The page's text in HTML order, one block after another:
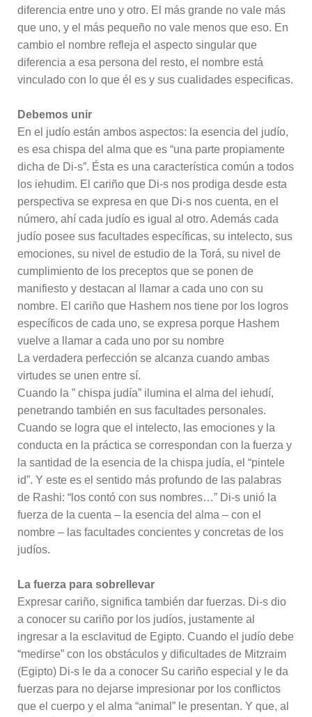
diferencia entre uno y otro. El más grande no vale más
que uno, y el más pequeño no vale menos que eso. En
cambio el nombre refleja el aspecto singular que
diferencia a esa persona del resto, el nombre está
vinculado con lo que él es y sus cualidades especificas.
Debemos unir
En el judío están ambos aspectos: la esencia del judío,
es esa chispa del alma que es “una parte propiamente
dicha de Di-s”. Ésta es una característica común a todos
los iehudim. El cariño que Di-s nos prodiga desde esta
perspectiva se expresa en que Di-s nos cuenta, en el
número, ahí cada judío es igual al otro. Además cada
judío posee sus facultades específicas, su intelecto, sus
emociones, su nivel de estudio de la Torá, su nivel de
cumplimiento de los preceptos que se ponen de
manifiesto y destacan al llamar a cada uno con su
nombre. El cariño que Hashem nos tiene por los logros
específicos de cada uno, se expresa porque Hashem
vuelve a llamar a cada uno por su nombre
La verdadera perfección se alcanza cuando ambas
virtudes se unen entre sí.
Cuando la ” chispa judía” ilumina el alma del iehudí,
penetrando también en sus facultades personales.
Cuando se logra que el intelecto, las emociones y la
conducta en la práctica se correspondan con la fuerza y
la santidad de la esencia de la chispa judía, el “pintele
id”. Y este es el sentido más profundo de las palabras
de Rashi: “los contó con sus nombres…” Di-s unió la
fuerza de la cuenta – la esencia del alma – con el
nombre – las facultades concientes y concretas de los
judíos.
La fuerza para sobrellevar
Expresar cariño, significa también dar fuerzas. Di-s dio
a conocer su cariño por los judíos, justamente al
ingresar a la esclavitud de Egipto. Cuando el judío debe
“medirse” con los obstáculos y dificultades de Mitzraim
(Egipto) Di-s le da a conocer Su cariño especial y le da
fuerzas para no dejarse impresionar por los conflictos
que el cuerpo y el alma “animal” le presentan. Y que, al